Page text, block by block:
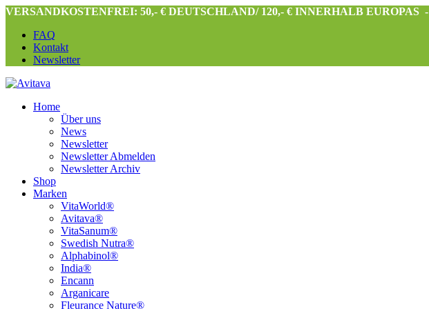
VERSANDKOSTENFREI: 50,- € DEUTSCHLAND/ 120,- € INNERHALB EUROPAS -
FAQ
Kontakt
Newsletter
Home
Über uns
News
Newsletter
Newsletter Abmelden
Newsletter Archiv
Shop
Marken
VitaWorld®
Avitava®
VitaSanum®
Swedish Nutra®
Alphabinol®
India®
Encann
Arganicare
Fleurance Nature®